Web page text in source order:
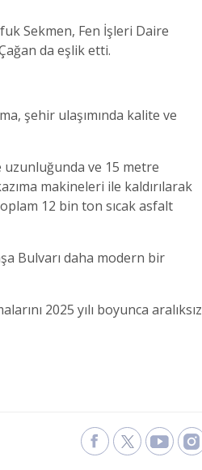
Sekmen, Fen İşleri Daire
da eşlik etti.
şehir ulaşımında kalite ve
uzunluğunda ve 15 metre
makineleri ile kaldırılarak
12 bin ton sıcak asfalt
Bulvarı daha modern bir
2025 yılı boyunca aralıksız